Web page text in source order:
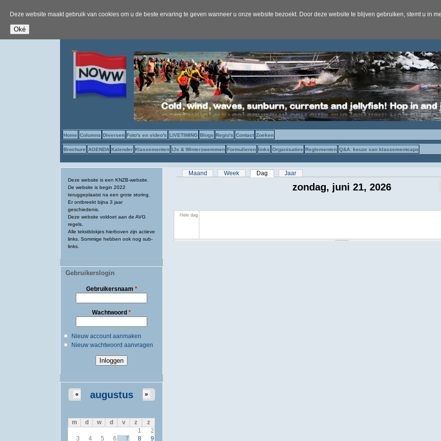
Deze website maakt gebruik van cookies om u de beste ervaring te geven wanneer u onze website bezoekt. Door deze website te blijven gebruiken, stemt u in
Home Columns Diversen Foto's en video's LIVETIMING Blogs Regio's Contact Zoeken
Brochure AGENDA Kalender Klassementen IJs & Winterzwemmen Formulieren links Organisaties Reglementen Q&A: keuze van klassementcaps
Deze website is een KNZB-website.
De website is begin 2022
teruggeplaatst na een grote storing.
Er ontbreekt bijna 3 jaar
geschiedenis.
Deze website voldoet aan de AVG
regels.
Alle tekstblokjes hierboven zijn actieve
links. Sommige hebben ook nog sub-
links.
Gebruikerslogin
Gebruikersnaam *
Wachtwoord *
Nieuw account aanmaken
Nieuw wachtwoord aanvragen
augustus
« »
m d w d v z
z
1
2
3
4 5 6 7 8
9
Primaire tabs
Maand Week Dag (actieve tabblad)
Jaar
zondag, juni 21, 2026
Hele dag